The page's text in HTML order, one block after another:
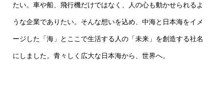
たい。車や船、飛行機だけではなく、人の心も動かせられるよ
うな企業でありたい。そんな想いを込め、中海と日本海をイメ
ージした「海」とここで生活する人の「未来」を創造する社名
にしました。青々しく広大な日本海から、世界へ。